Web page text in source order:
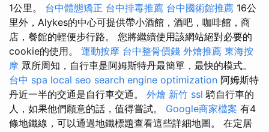
1公里。 台中體態矯正 台中排毒推薦 台中國術館推薦 16公
里外，Alykes的中心可提供帶小酒館，酒吧，咖啡館，商
店，餐館的輕便步行路。 您將繼續使用該網站絕對必要的
cookie的使用。 運動按摩 台中整骨價錢 外燴推薦 東海按
摩 眾所周知，自行車是阿姆斯特丹最簡單，最快的模式。
台中 spa local seo search engine optimization 阿姆斯特
丹近一半的交通是自行車交通。 外燴 新竹 ssl 騎自行車的
人，如果他們願意的話，值得嘗試。 Google商家檔案 有4
條地鐵線，可以通過地鐵標題查看這些詳細地圖。 在定居